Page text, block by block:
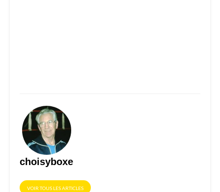
choisyboxe
VOIR TOUS LES ARTICLES